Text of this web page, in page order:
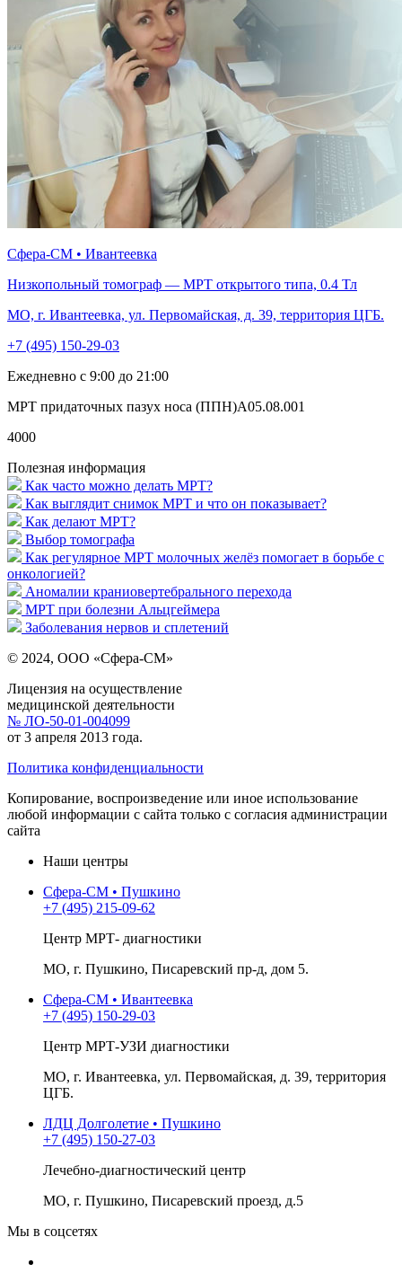
Сфера-СМ • Ивантеевка
Низкопольный томограф — МРТ открытого типа, 0.4 Тл
МО, г. Ивантеевка, ул. Первомайская, д. 39, территория ЦГБ.
+7 (495) 150-29-03
Ежедневно с 9:00 до 21:00
МРТ придаточных пазух носа (ППН)A05.08.001
4000
Полезная информация
Как часто можно делать МРТ?
Как выглядит снимок МРТ и что он показывает?
Как делают МРТ?
Выбор томографа
Как регулярное МРТ молочных желёз помогает в борьбе с
онкологией?
Аномалии краниовертебрального перехода
МРТ при болезни Альцгеймера
Заболевания нервов и сплетений
© 2024, ООО «Сфера-СМ»
Лицензия на осуществление
медицинской деятельности
№ ЛО-50-01-004099
от 3 апреля 2013 года.
Политика конфиденциальности
Копирование, воспроизведение или иное использование
любой информации с сайта только с согласия администрации
сайта
Наши центры
Сфера-СМ • Пушкино
+7 (495) 215-09-62
Центр МРТ- диагностики
МО, г. Пушкино, Писаревский пр-д, дом 5.
Сфера-СМ • Ивантеевка
+7 (495) 150-29-03
Центр МРТ-УЗИ диагностики
МО, г. Ивантеевка, ул. Первомайская, д. 39, территория
ЦГБ.
ЛДЦ Долголетие • Пушкино
+7 (495) 150-27-03
Лечебно-диагностический центр
МО, г. Пушкино, Писаревский проезд, д.5
Мы в соцсетях